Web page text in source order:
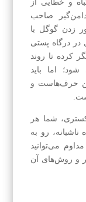
و خطایی از
صاحب
زدن گوگل با
درگاه پستی
کرده تا روند
اما باید
حرف‌هاست و
شما هر
رو به
می‌توانید
و روش‌های آن